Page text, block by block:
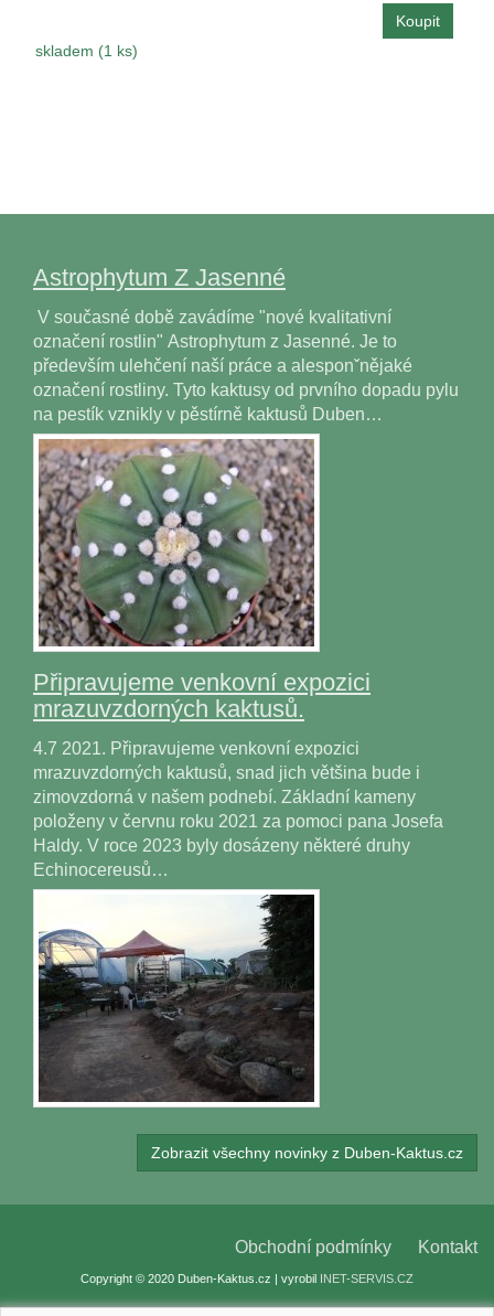
skladem (1 ks)
Astrophytum Z Jasenné
V současné době zavádíme "nové kvalitativní
označení rostlin" Astrophytum z Jasenné. Je to
především ulehčení naší práce a alesponˇnějaké
označení rostliny. Tyto kaktusy od prvního dopadu pylu
na pestík vznikly v pěstírně kaktusů Duben…
Připravujeme venkovní expozici
mrazuvzdorných kaktusů.
4.7 2021. Připravujeme venkovní expozici
mrazuvzdorných kaktusů, snad jich většina bude i
zimovzdorná v našem podnebí. Základní kameny
položeny v červnu roku 2021 za pomoci pana Josefa
Haldy. V roce 2023 byly dosázeny některé druhy
Echinocereusů…
Zobrazit všechny novinky z Duben-Kaktus.cz
Obchodní podmínky Kontakt
Copyright © 2020 Duben-Kaktus.cz | vyrobil INET-SERVIS.CZ